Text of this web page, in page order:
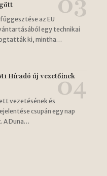
az EU
egy technikai
ki, mintha…
Híradó új vezetőinek
vezetésének és
csupán egy nap
A Duna…